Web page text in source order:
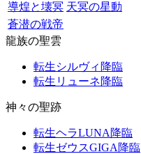
導煌と壊冥 天冥の星動
蒼潜の戦帝
龍族の聖雲
転生シルヴィ降臨
転生リューネ降臨
神々の聖跡
転生ヘラLUNA降臨
転生ゼウスGIGA降臨